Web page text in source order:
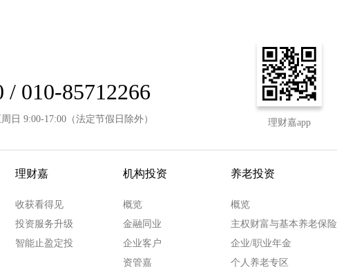
理财嘉app
/ 010-85712266
日 9:00-17:00（法定节假日除外）
理财嘉
收获看得见
投资服务升级
智能止盈定投
机构投资
概览
金融同业
企业客户
资管嘉
养老投资
概览
主权财富与基本养老保险
企业/职业年金
个人养老专区